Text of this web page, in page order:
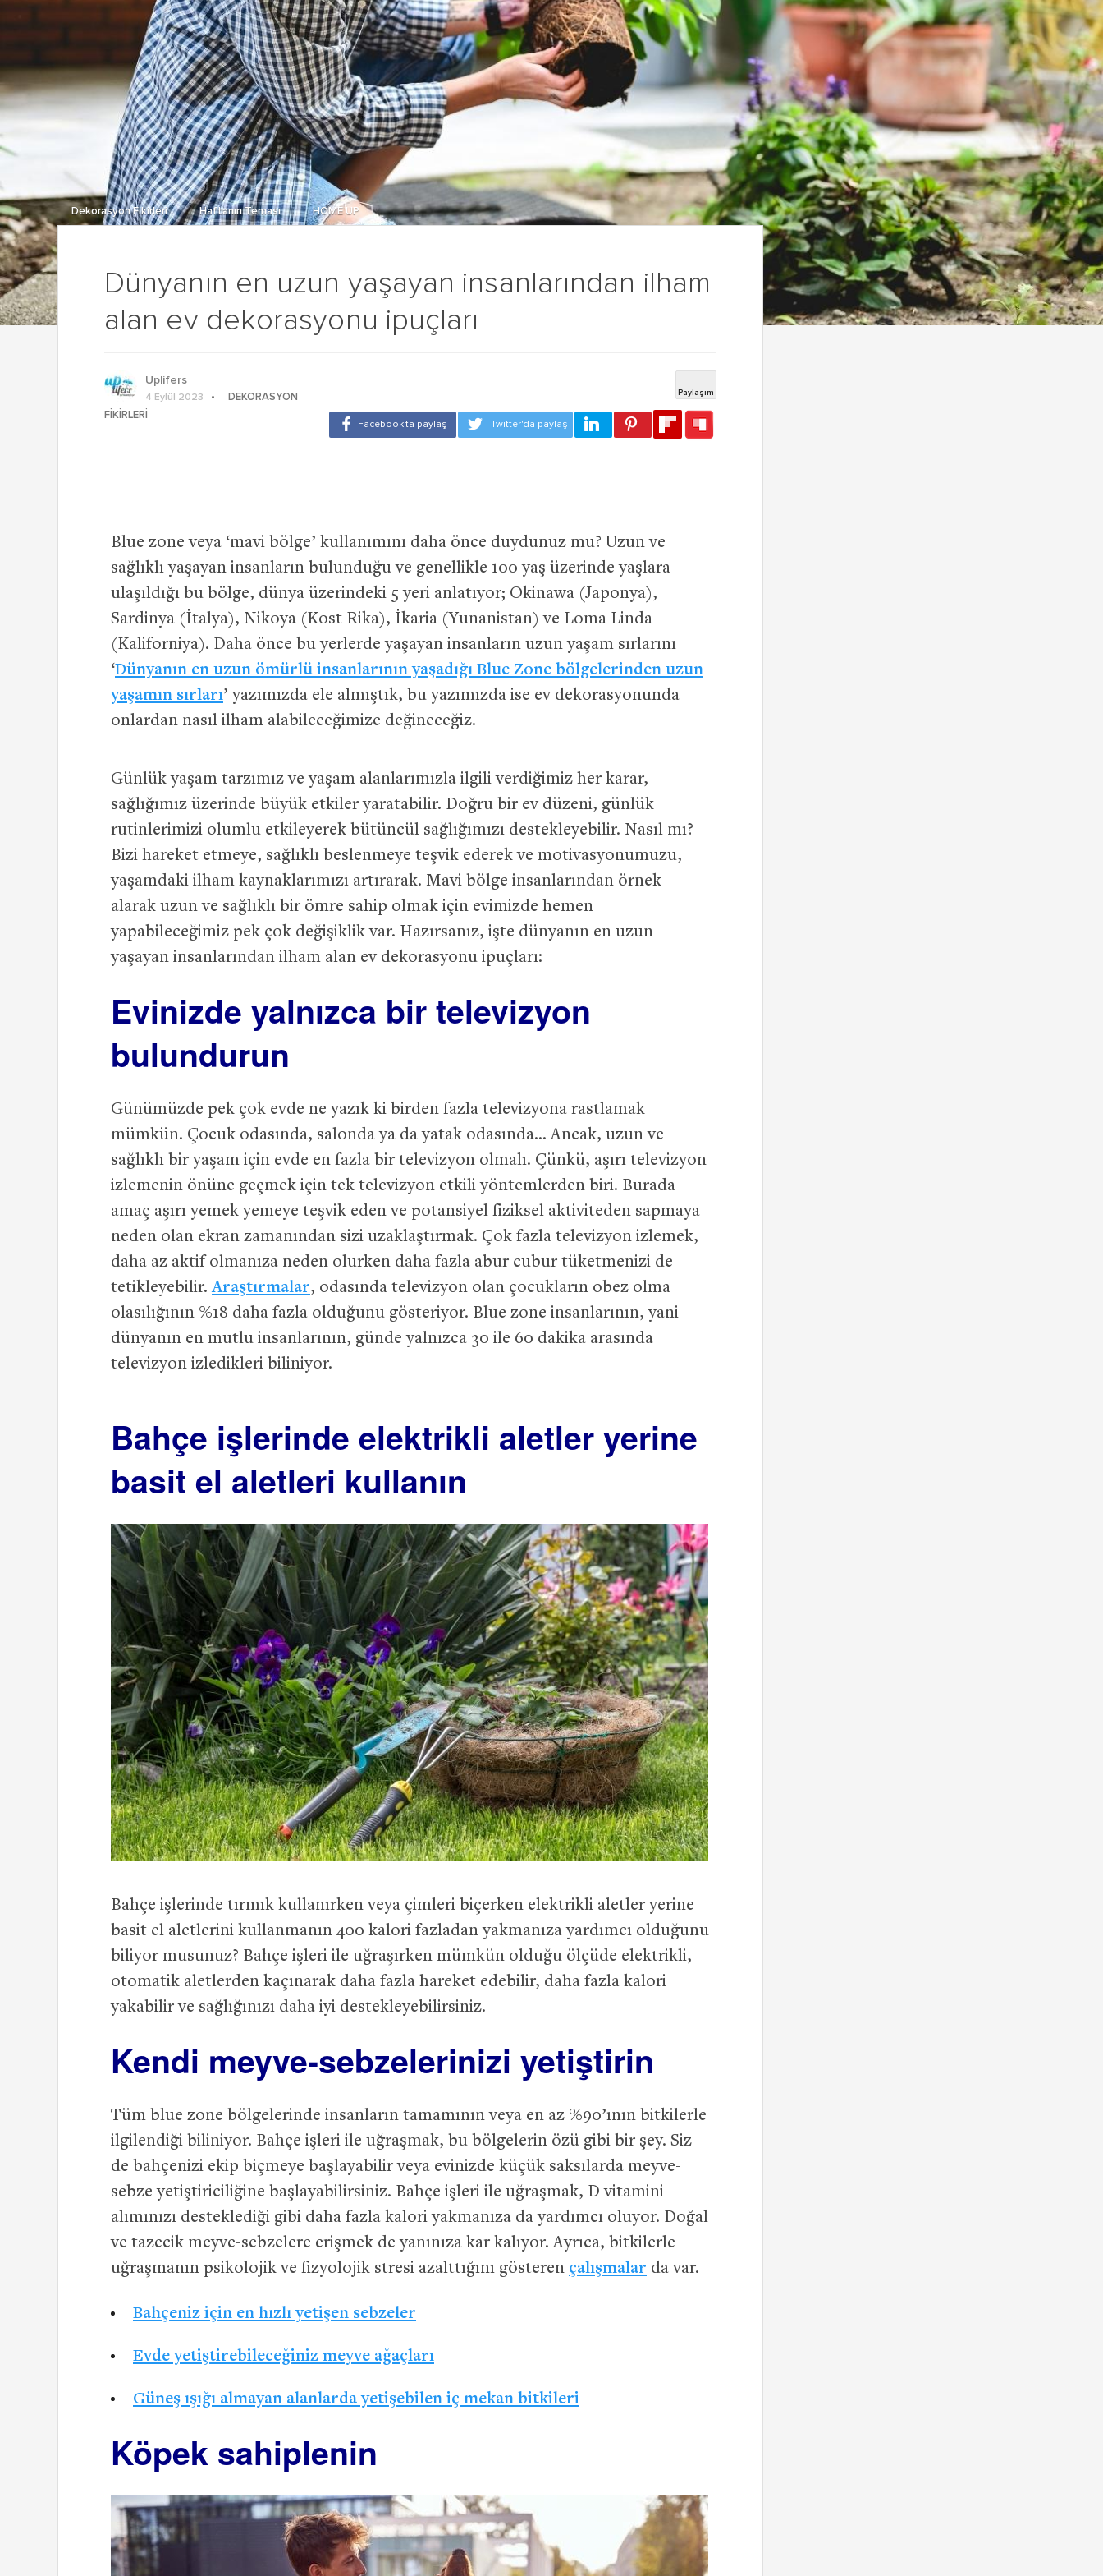
Dünyanın en uzun yaşayan insanlarından ilham
alan ev dekorasyonu ipuçları
Dekorasyon Fikirleri Haftanın Teması HOME UP
Uplifers
4 Eylül 2023
DEKORASYON
FIKIRLERI
Blue zone veya ‘mavi bölge’ kullanımını daha önce duydunuz mu? Uzun ve
sağlıklı yaşayan insanların bulunduğu ve genellikle 100 yaş üzerinde yaşlara
ulaşıldığı bu bölge, dünya üzerindeki 5 yeri anlatıyor; Okinawa (Japonya),
Sardinya (İtalya), Nikoya (Kost Rika), İkaria (Yunanistan) ve Loma Linda
(Kaliforniya). Daha önce bu yerlerde yaşayan insanların uzun yaşam sırlarını
‘Dünyanın en uzun ömürlü insanlarının yaşadığı Blue Zone bölgelerinden uzun
yaşamın sırları’ yazımızda ele almıştık, bu yazımızda ise ev dekorasyonunda
onlardan nasıl ilham alabileceğimize değineceğiz.
Günlük yaşam tarzımız ve yaşam alanlarımızla ilgili verdiğimiz her karar,
sağlığımız üzerinde büyük etkiler yaratabilir. Doğru bir ev düzeni, günlük
rutinlerimizi olumlu etkileyerek bütüncül sağlığımızı destekleyebilir. Nasıl mı?
Bizi hareket etmeye, sağlıklı beslenmeye teşvik ederek ve motivasyonumuzu,
yaşamdaki ilham kaynaklarımızı artırarak. Mavi bölge insanlarından örnek
alarak uzun ve sağlıklı bir ömre sahip olmak için evimizde hemen
yapabileceğimiz pek çok değişiklik var. Hazırsanız, işte dünyanın en uzun
yaşayan insanlarından ilham alan ev dekorasyonu ipuçları:
Evinizde yalnızca bir televizyon
bulundurun
Günümüzde pek çok evde ne yazık ki birden fazla televizyona rastlamak
mümkün. Çocuk odasında, salonda ya da yatak odasında… Ancak, uzun ve
sağlıklı bir yaşam için evde en fazla bir televizyon olmalı. Çünkü, aşırı televizyon
izlemenin önüne geçmek için tek televizyon etkili yöntemlerden biri. Burada
amaç aşırı yemek yemeye teşvik eden ve potansiyel fiziksel aktiviteden sapmaya
neden olan ekran zamanından sizi uzaklaştırmak. Çok fazla televizyon izlemek,
daha az aktif olmanıza neden olurken daha fazla abur cubur tüketmenizi de
tetikleyebilir.Araştırmalar, odasında televizyon olan çocukların obez olma
olasılığının %18 daha fazla olduğunu gösteriyor. Blue zone insanlarının, yani
dünyanın en mutlu insanlarının, günde yalnızca 30 ile 60 dakika arasında
televizyon izledikleri biliniyor.
Bahçe işlerinde elektrikli aletler yerine
basit el aletleri kullanın
Bahçe işlerinde tırmık kullanırken veya çimleri biçerken elektrikli aletler yerine
basit el aletlerini kullanmanın 400 kalori fazladan yakmanıza yardımcı olduğunu
biliyor musunuz? Bahçe işleri ile uğraşırken mümkün olduğu ölçüde elektrikli,
otomatik aletlerden kaçınarak daha fazla hareket edebilir, daha fazla kalori
yakabilir ve sağlığınızı daha iyi destekleyebilirsiniz.
Kendi meyve-sebzelerinizi yetiştirin
Tüm blue zone bölgelerinde insanların tamamının veya en az %90’ının bitkilerle
ilgilendiği biliniyor. Bahçe işleri ile uğraşmak, bu bölgelerin özü gibi bir şey. Siz
de bahçenizi ekip biçmeye başlayabilir veya evinizde küçük saksılarda meyve-
sebze yetiştiriciliğine başlayabilirsiniz. Bahçe işleri ile uğraşmak, D vitamini
alımınızı desteklediği gibi daha fazla kalori yakmanıza da yardımcı oluyor. Doğal
ve tazecik meyve-sebzelere erişmek de yanınıza kar kalıyor. Ayrıca, bitkilerle
uğraşmanın psikolojik ve fizyolojik stresi azalttığını gösteren çalışmalar da var.
Bahçeniz için en hızlı yetişen sebzeler
Evde yetiştirebileceğiniz meyve ağaçları
Güneş ışığı almayan alanlarda yetişebilen iç mekan bitkileri
Köpek sahiplenin